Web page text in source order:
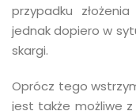
przypadku
jednak dopiero w
skargi.
Oprócz tego
jest także możliwe